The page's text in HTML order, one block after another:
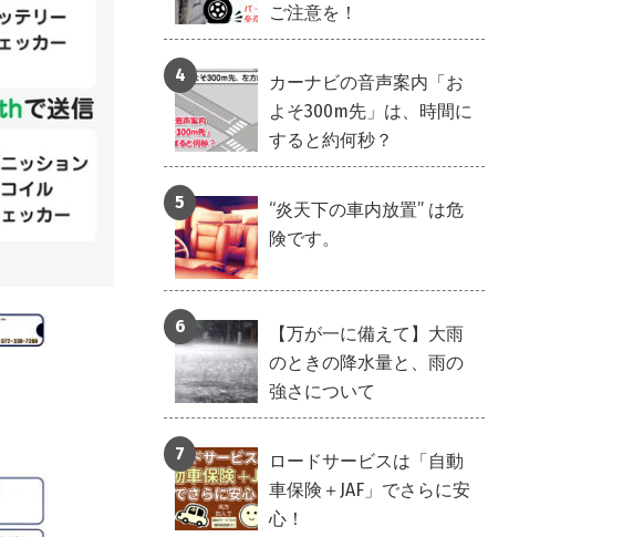
ご注意を！
カーナビの音声案内「お
よそ300m先」は、時間に
すると約何秒？
“炎天下の車内放置” は危
険です。
【万が一に備えて】大雨
のときの降水量と、雨の
強さについて
ロードサービスは「自動
車保険＋JAF」でさらに安
心！